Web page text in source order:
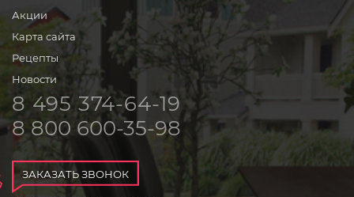
Акции
Карта сайта
Рецепты
Новости
8 495 374-64-19
8 800 600-35-98
ЗАКАЗАТЬ ЗВОНОК